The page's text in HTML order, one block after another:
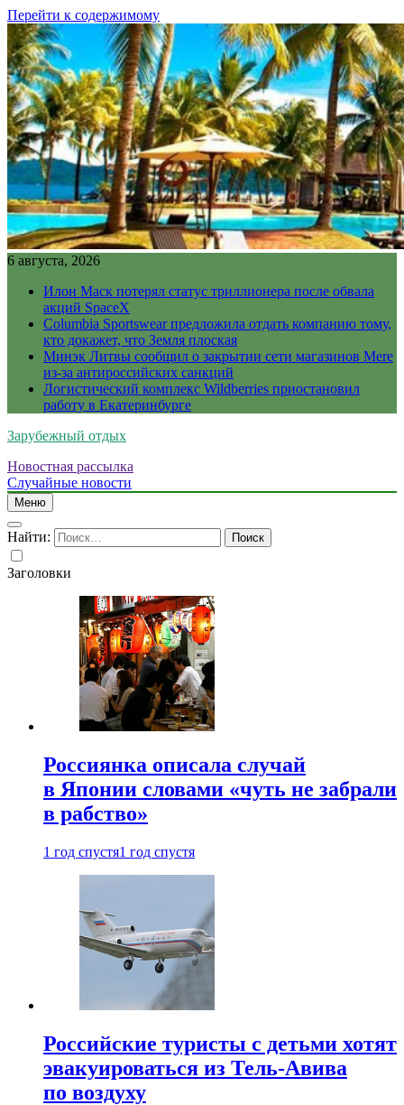
Перейти к содержимому
6 августа, 2026
Илон Маск потерял статус триллионера после обвала
акций SpaceX
Columbia Sportswear предложила отдать компанию тому,
кто докажет, что Земля плоская
Минэк Литвы сообщил о закрытии сети магазинов Mere
из-за антироссийских санкций
Логистический комплекс Wildberries приостановил
работу в Екатеринбурге
Зарубежный отдых
Новостная рассылка
Случайные новости
Меню
Найти:
Заголовки
Россиянка описала случай
в Японии словами «чуть не забрали
в рабство»
1 год спустя1 год спустя
Российские туристы с детьми хотят
эвакуироваться из Тель-Авива
по воздуху